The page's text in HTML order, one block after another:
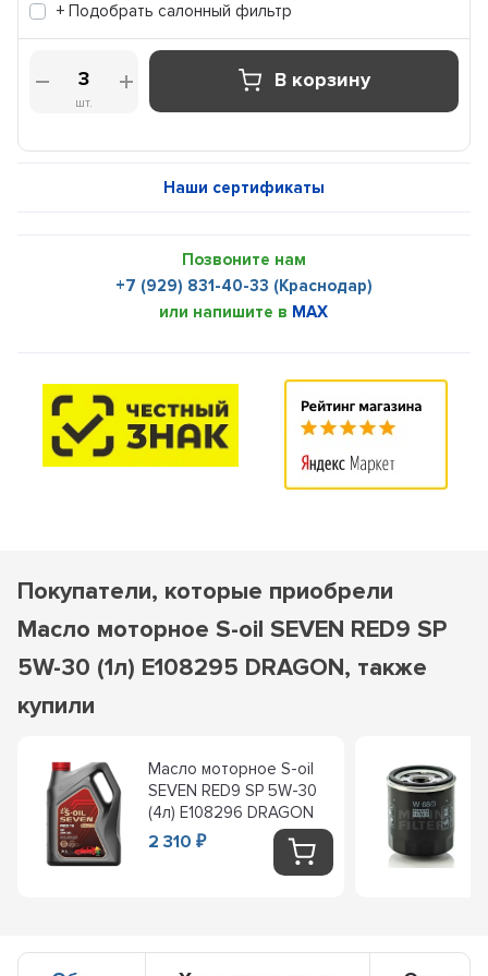
+ Подобрать салонный фильтр
шт.
В корзину
Наши сертификаты
Позвоните нам
+7 (929) 831-40-33 (Краснодар)
или напишите в MAX
Покупатели, которые приобрели
Масло моторное S-oil SEVEN RED9 SP
5W-30 (1л) E108295 DRAGON, также
купили
Масло моторное S-oil
SEVEN RED9 SP 5W-30
(4л) E108296 DRAGON
2 310₽